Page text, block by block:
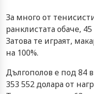
За много от
ранклистата обаче,
Затова те играят,
на 100%.
Дългополов е под 84
353 552 долара от